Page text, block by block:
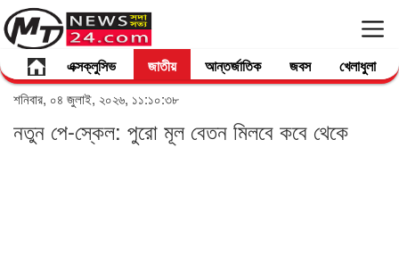
এক্সক্লুসিভ জাতীয় আন্তর্জাতিক জবস খেলাধুলা
শনিবার, ০৪ জুলাই, ২০২৬, ১১:১০:৩৮
নতুন পে-স্কেল: পুরো মূল বেতন মিলবে কবে থেকে